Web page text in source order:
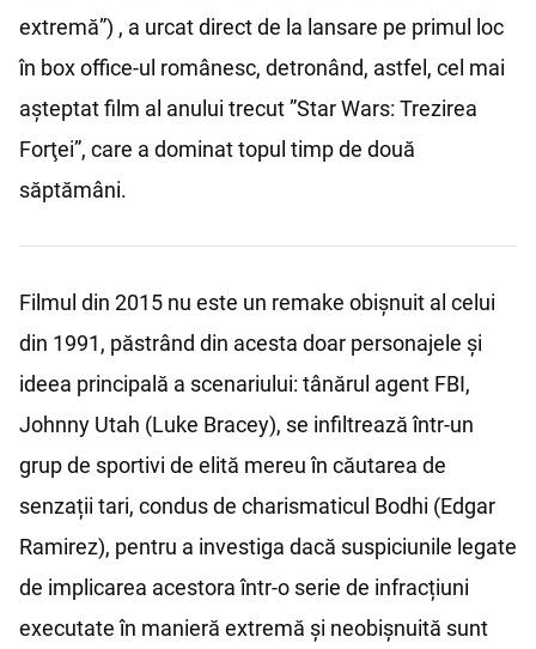
extremă”) , a urcat direct de la lansare pe primul loc
în box office-ul românesc, detronând, astfel, cel mai
așteptat film al anului trecut ”Star Wars: Trezirea
Forţei”, care a dominat topul timp de două
săptămâni.
Filmul din 2015 nu este un remake obișnuit al celui
din 1991, păstrând din acesta doar personajele și
ideea principală a scenariului: tânărul agent FBI,
Johnny Utah (Luke Bracey), se infiltrează într-un
grup de sportivi de elită mereu în căutarea de
senzații tari, condus de charismaticul Bodhi (Edgar
Ramirez), pentru a investiga dacă suspiciunile legate
de implicarea acestora într-o serie de infracțiuni
executate în manieră extremă și neobișnuită sunt